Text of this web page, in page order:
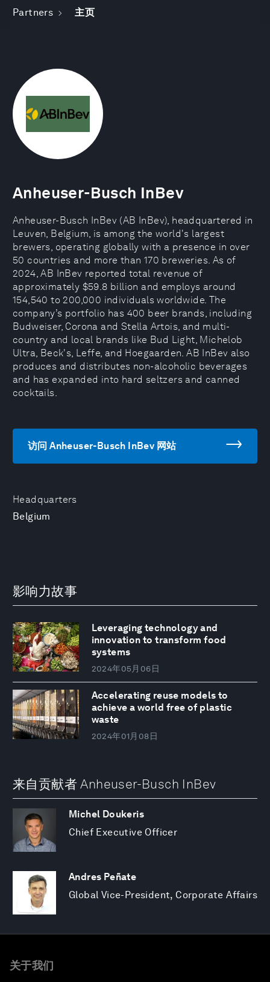
Partners 主页
Headquarters
Belgium
Anheuser-Busch InBev
Anheuser-Busch InBev (AB InBev), headquartered in
Leuven, Belgium, is among the world's largest
brewers, operating globally with a presence in over
50 countries and more than 170 breweries. As of
2024, AB InBev reported total revenue of
approximately $59.8 billion and employs around
154,540 to 200,000 individuals worldwide. The
company’s portfolio has 400 beer brands, including
Budweiser, Corona and Stella Artois, and multi-
country and local brands like Bud Light, Michelob
Ultra, Beck's, Leffe, and Hoegaarden. AB InBev also
produces and distributes non-alcoholic beverages
and has expanded into hard seltzers and canned
cocktails.
访问 Anheuser-Busch InBev 网站
影响力故事
Leveraging technology and
innovation to transform food
systems
2024年05月06日
Accelerating reuse models to
achieve a world free of plastic
waste
2024年01月08日
来自贡献者 Anheuser-Busch InBev
Michel Doukeris
Chief Executive Officer
Andres Peñate
Global Vice-President, Corporate Affairs
关于我们